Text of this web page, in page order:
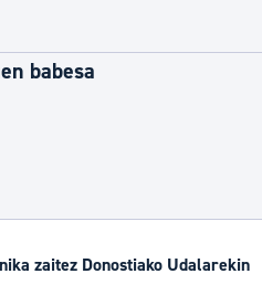
babesa
zaitez Donostiako Udalarekin